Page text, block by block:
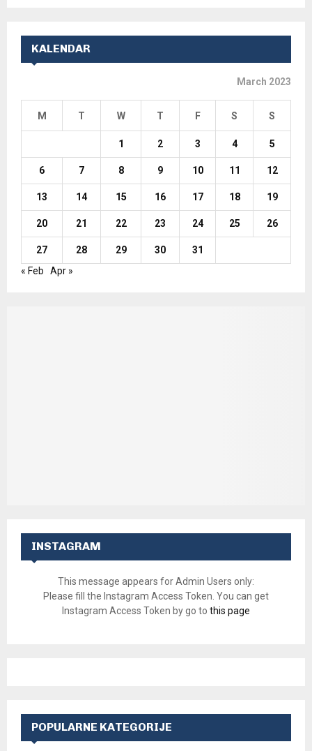
KALENDAR
March 2023
M T W T F S S
1 2 3 4 5
6 7 8 9 10 11 12
13 14 15 16 17 18 19
20 21 22 23 24 25 26
27 28 29 30
31
« Feb
Apr »
INSTAGRAM
This message appears for Admin Users only:
Please fill the Instagram Access Token. You can get
Instagram Access Token by go to this page
POPULARNE KATEGORIJE